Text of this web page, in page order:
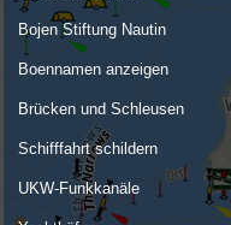
Bojen Stiftung Nautin
Boennamen anzeigen
Brücken und Schleusen
Schifffahrt schildern
UKW-Funkkanäle